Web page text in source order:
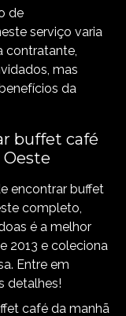
de
serviço varia
contratante,
mas
da
buffet café
encontrar buffet
completo,
é a melhor
2013 e coleciona
Entre em
detalhes!
café da manhã